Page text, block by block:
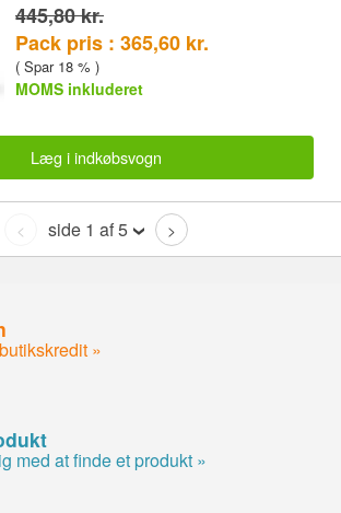
445,80 kr.
Pack pris : 365,60 kr.
( Spar 18 % )
MOMS inkluderet
Læg i indkøbsvogn
< side 1 af 5 >
»
med at finde et produkt »